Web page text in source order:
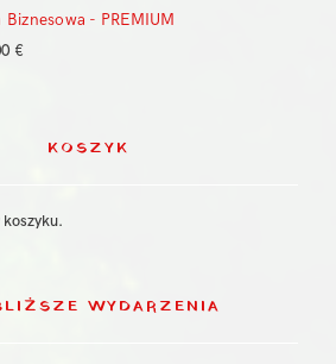
Biznesowa - PREMIUM
€
KOSZYK
WYDARZENIA